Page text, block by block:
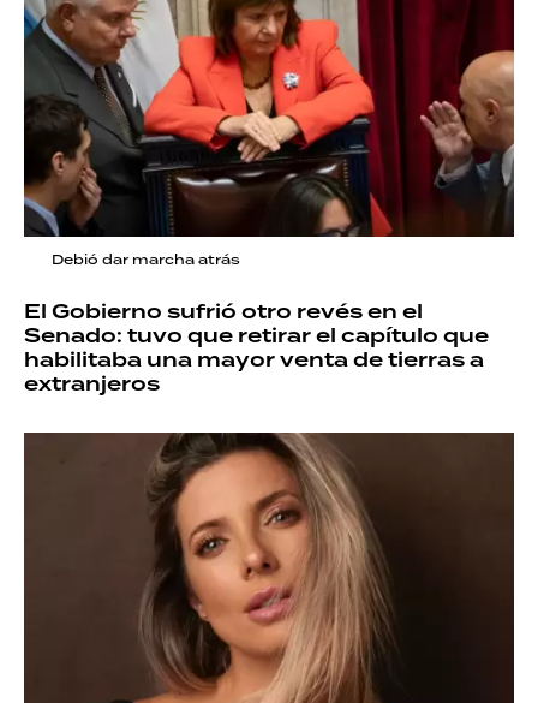
Debió dar marcha atrás
El Gobierno sufrió otro revés en el
Senado: tuvo que retirar el capítulo que
habilitaba una mayor venta de tierras a
extranjeros